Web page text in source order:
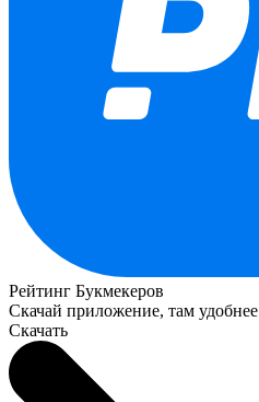
Рейтинг Букмекеров
Скачай приложение, там удобнее
Скачать